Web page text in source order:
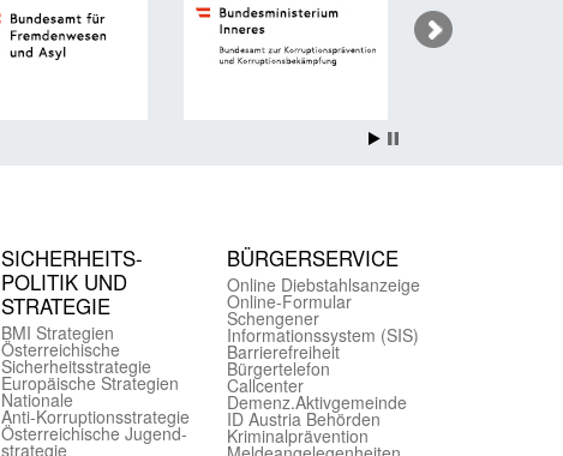
SICHER­HEITS­
POLITIK UND
STRATEGIE
BMI Strategien
Öster­reichische
Sicherheits­strategie
Europäische Strategien
Nationale
Anti-Korruptions­strategie
Öster­reichische Jugend­
strategie
BÜRGER­SERVICE
Online Diebstahls­anzeige
Online-Formular
Schengener
Informationssystem (SIS)
Barriere­freiheit
Bürger­telefon
Call­center
Demenz.Aktiv­gemeinde
ID Austria Behörden
Kriminal­prävention